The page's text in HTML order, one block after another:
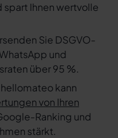
Ihnen wertvolle
Sie DSGVO-
und
über 95 %.
hellomateo kann
von Ihren
Ranking und
stärkt.